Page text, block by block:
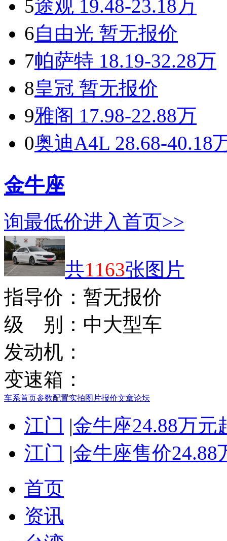
5途观 19.48-23.18万
6自由光 暂无报价
7帕萨特 18.19-32.28万
8皇冠 暂无报价
9雅阁 17.98-22.88万
0奥迪A4L 28.68-40.18
金牛座
询最低价进入首页>>
共1163张图片
指导价： 暂无报价
级 别： 中大型车
发动机：
变速箱：
车系首页参数配置实拍图片报价文章论坛
江门 |金牛座24.88万
江门 |金牛座售价
首页
资讯